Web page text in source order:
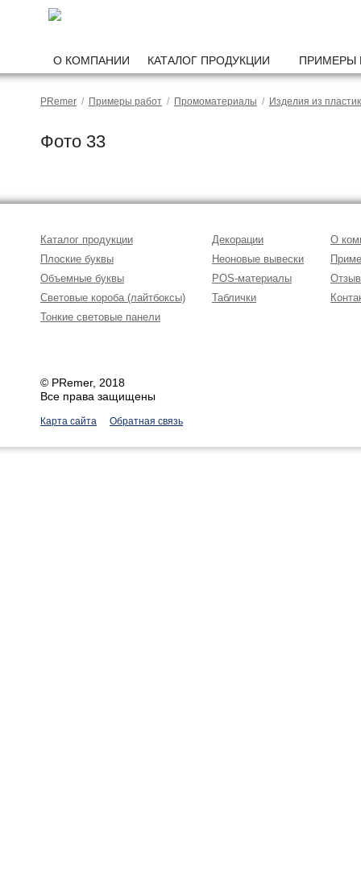
О КОМПАНИИ КАТАЛОГ ПРОДУКЦИИ ПРИМЕРЫ
PRemer / Примеры работ / Промоматериалы / Изделия из
Фото 33
Каталог продукции
Плоские буквы
Объемные буквы
Световые короба (лайтбоксы)
Тонкие световые панели
Декорации
Неоновые вывески
POS-материалы
Таблички
О
© PRemer, 2018
Все права защищены
Карта сайта Обратная связь